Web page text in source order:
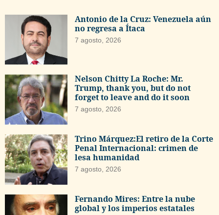
Antonio de la Cruz: Venezuela aún
no regresa a Ítaca
7 agosto, 2026
Nelson Chitty La Roche: Mr.
Trump, thank you, but do not
forget to leave and do it soon
7 agosto, 2026
Trino Márquez:El retiro de la Corte
Penal Internacional: crimen de
lesa humanidad
7 agosto, 2026
Fernando Mires: Entre la nube
global y los imperios estatales